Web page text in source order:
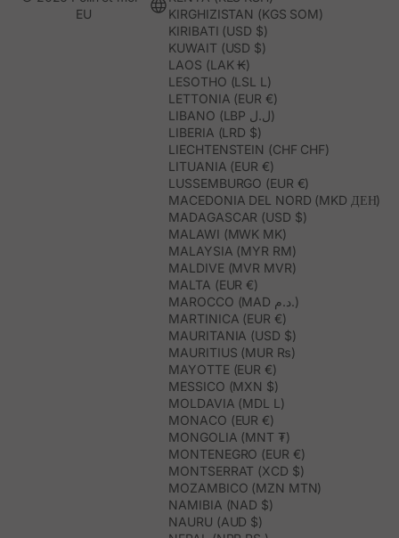
KIRGHIZISTAN (KGS SOM)
KIRIBATI (USD $)
KUWAIT (USD $)
LAOS (LAK ₭)
LESOTHO (LSL L)
LETTONIA (EUR €)
LIBANO (LBP ل.ل)
LIBERIA (LRD $)
LIECHTENSTEIN (CHF CHF)
LITUANIA (EUR €)
LUSSEMBURGO (EUR €)
MACEDONIA DEL NORD (MKD ДЕН)
MADAGASCAR (USD $)
MALAWI (MWK MK)
MALAYSIA (MYR RM)
MALDIVE (MVR MVR)
MALTA (EUR €)
MAROCCO (MAD د.م.)
MARTINICA (EUR €)
MAURITANIA (USD $)
MAURITIUS (MUR ₨)
MAYOTTE (EUR €)
MESSICO (MXN $)
MOLDAVIA (MDL L)
MONACO (EUR €)
MONGOLIA (MNT ₮)
MONTENEGRO (EUR €)
MONTSERRAT (XCD $)
MOZAMBICO (MZN MTN)
NAMIBIA (NAD $)
NAURU (AUD $)
EU